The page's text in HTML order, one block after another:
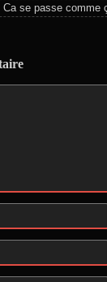
Ca se passe comme